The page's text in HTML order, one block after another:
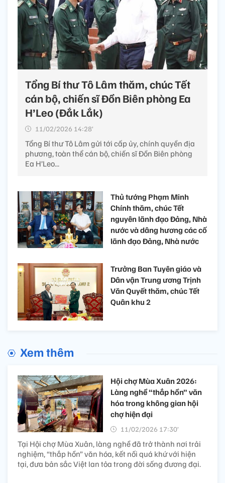
Tổng Bí thư Tô Lâm thăm, chúc Tết
cán bộ, chiến sĩ Đồn Biên phòng Ea
H’Leo (Đắk Lắk) ​
11/02/2026 14:28’
Tổng Bí thư Tô Lâm gửi tới cấp ủy, chính quyền địa
phương, toàn thể cán bộ, chiến sĩ Đồn Biên phòng
Ea H’Leo...
Thủ tướng Phạm Minh
Chính thăm, chúc Tết
nguyên lãnh đạo Đảng, Nhà
nước và dâng hương các cố
lãnh đạo Đảng, Nhà nước
Trưởng Ban Tuyên giáo và
Dân vận Trung ương Trịnh
Văn Quyết thăm, chúc Tết
Quân khu 2
Xem thêm
Hội chợ Mùa Xuân 2026:
Làng nghề “thắp hồn” văn
hóa trong không gian hội
chợ hiện đại
11/02/2026 17:30’
Tại Hội chợ Mùa Xuân, làng nghề đã trở thành nơi trải
nghiệm, “thắp hồn” văn hóa, kết nối quá khứ với hiện
tại, đưa bản sắc Việt lan tỏa trong đời sống đương đại.